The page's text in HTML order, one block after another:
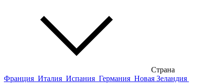
Страна
Франция Италия Испания Германия Новая Зеландия